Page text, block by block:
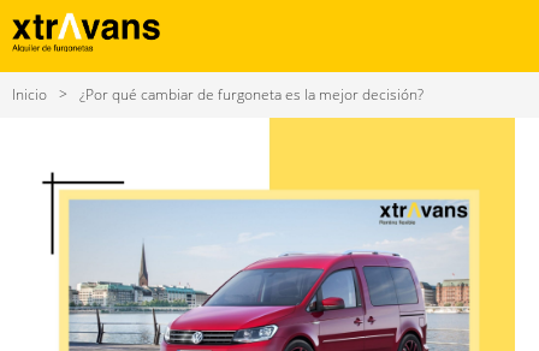
Inicio ¿Por qué cambiar de furgoneta es la mejor decisión?